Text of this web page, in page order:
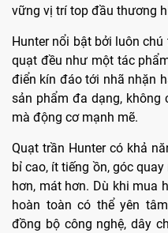
vững vị trí top đầu thương
Hunter nổi bật bởi luôn
quạt đều như một tác
điển kín đáo tới nhã nhặn
sản phẩm đa dạng, không
mà động cơ mạnh mẽ.
Quạt trần Hunter có khả
bỉ cao, ít tiếng ồn, góc
hơn, mát hơn. Dù khi mua
hoàn toàn có thể yên
đồng bộ công nghệ, dây